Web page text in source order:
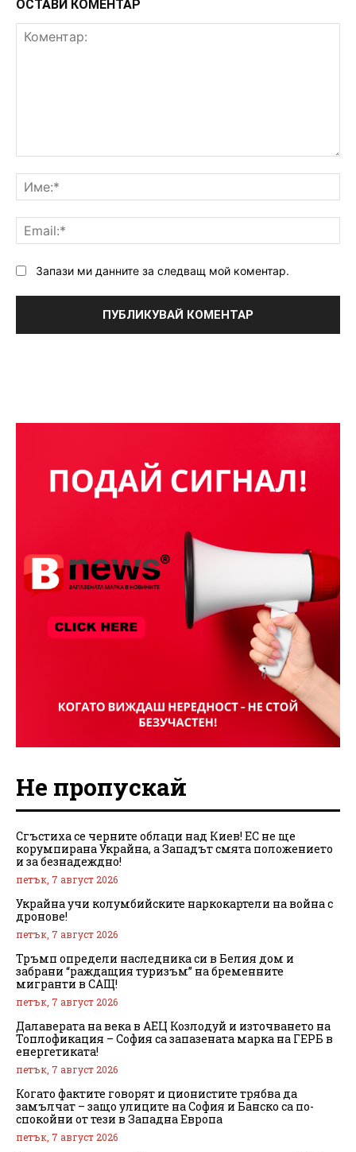
ОСТАВИ КОМЕНТАР
Запази ми данните за следващ мой коментар.
Не пропускай
Сгъстиха се черните облаци над Киев! ЕС не ще
корумпирана Украйна, а Западът смята положението
и за безнадеждно!
петък, 7 август 2026
Украйна учи колумбийските наркокартели на война с
дронове!
петък, 7 август 2026
Тръмп определи наследника си в Белия дом и
забрани “раждащия туризъм” на бременните
мигранти в САЩ!
петък, 7 август 2026
Далаверата на века в АЕЦ Козлодуй и източването на
Топлофикация – София са запазената марка на ГЕРБ в
енергетиката!
петък, 7 август 2026
Когато фактите говорят и ционистите трябва да
замълчат – защо улиците на София и Банско са по-
спокойни от тези в Западна Европа
петък, 7 август 2026